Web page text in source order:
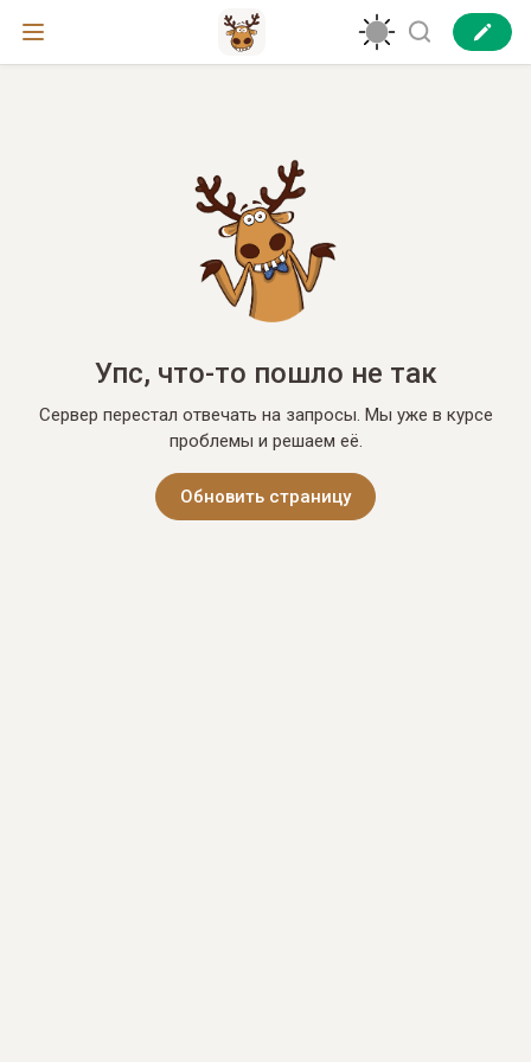
Упс, что-то пошло не так
Сервер перестал отвечать на запросы. Мы уже в курсе
проблемы и решаем её.
Обновить страницу